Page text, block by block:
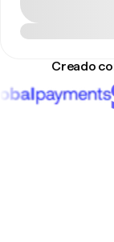
Creado